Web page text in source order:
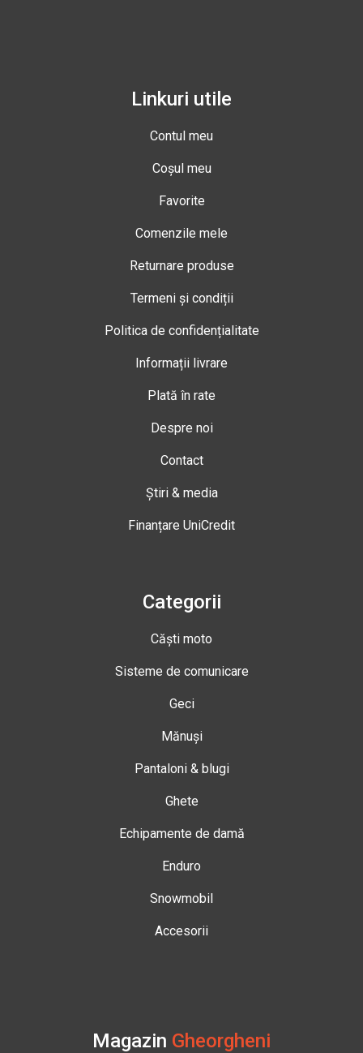
Linkuri utile
Contul meu
Coșul meu
Favorite
Comenzile mele
Returnare produse
Termeni și condiții
Politica de confidențialitate
Informații livrare
Plată în rate
Despre noi
Contact
Știri & media
Finanțare UniCredit
Categorii
Căști moto
Sisteme de comunicare
Geci
Mănuși
Pantaloni & blugi
Ghete
Echipamente de damă
Enduro
Snowmobil
Accesorii
Magazin Gheorgheni